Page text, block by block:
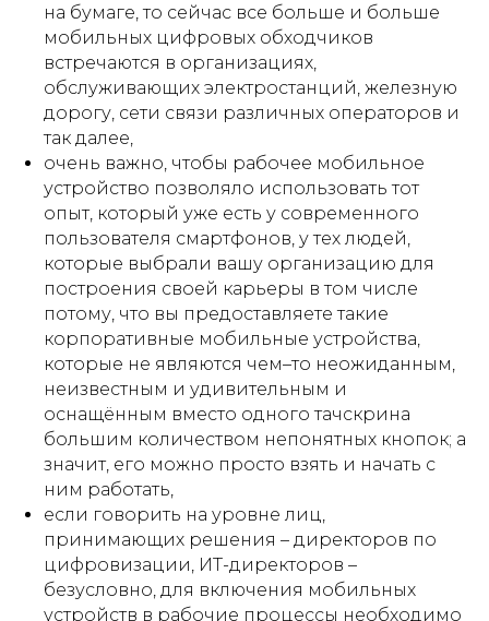
на бумаге, то сейчас все больше и больше
мобильных цифровых обходчиков
встречаются в организациях,
обслуживающих электростанций, железную
дорогу, сети связи различных операторов и
так далее,
очень важно, чтобы рабочее мобильное
устройство позволяло использовать тот
опыт, который уже есть у современного
пользователя смартфонов, у тех людей,
которые выбрали вашу организацию для
построения своей карьеры в том числе
потому, что вы предоставляете такие
корпоративные мобильные устройства,
которые не являются чем–то неожиданным,
неизвестным и удивительным и
оснащённым вместо одного тачскрина
большим количеством непонятных кнопок; а
значит, его можно просто взять и начать с
ним работать,
если говорить на уровне лиц,
принимающих решения – директоров по
цифровизации, ИТ-директоров –
безусловно, для включения мобильных
устройств в рабочие процессы необходимо